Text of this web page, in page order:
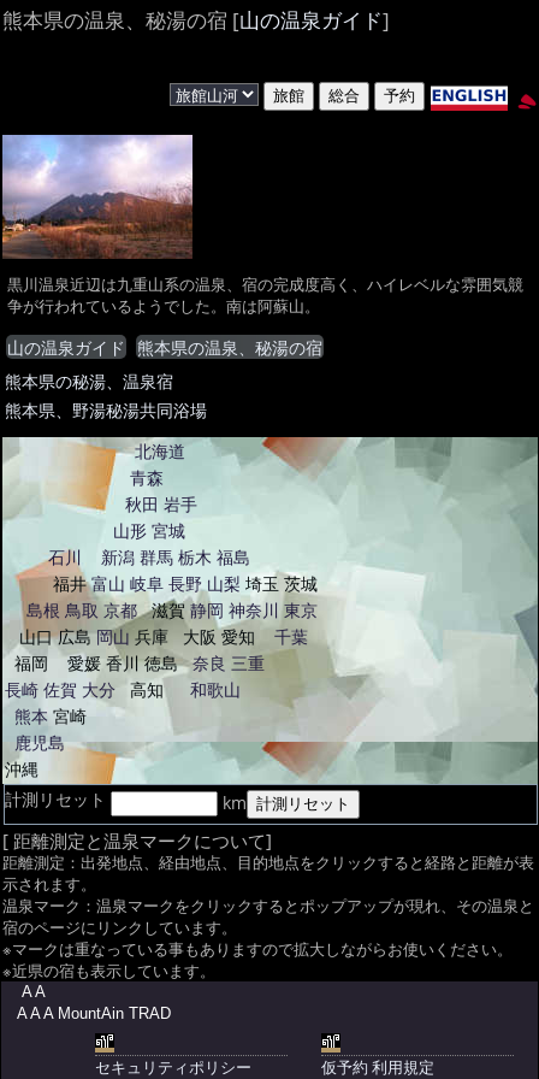
熊本県の温泉、秘湯の宿 [山の温泉ガイド]
黒川温泉近辺は九重山系の温泉、宿の完成度高く、ハイレベルな雰囲気競
争が行われているようでした。南は阿蘇山。
山の温泉ガイド
熊本県の温泉、秘湯の宿
熊本県の秘湯、温泉宿
熊本県、野湯秘湯共同浴場
北海道
青森
秋田 岩手
山形 宮城
石川
新潟 群馬 栃木 福島
福井 富山 岐阜 長野 山梨 埼玉 茨城
島根 鳥取 京都 滋賀 静岡 神奈川 東京
山口 広島 岡山 兵庫 大阪 愛知
千葉
福岡
愛媛 香川 徳島 奈良 三重
長崎 佐賀 大分 高知
和歌山
熊本 宮崎
鹿児島
沖縄
計測リセット km
[ 距離測定と温泉マークについて]
距離測定：出発地点、経由地点、目的地点をクリックすると経路と距離が表
示されます。
温泉マーク：温泉マークをクリックするとポップアップが現れ、その温泉と
宿のページにリンクしています。
※マークは重なっている事もありますので拡大しながらお使いください。
※近県の宿も表示しています。
A A
A A A MountAin TRAD
セキュリティポリシー
仮予約 利用規定